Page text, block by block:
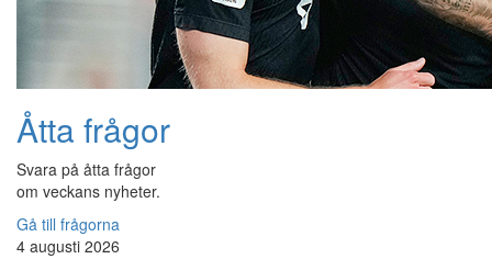
Åtta frågor
Svara på åtta frågor
om veckans nyheter.
Gå till frågorna
4 augusti 2026